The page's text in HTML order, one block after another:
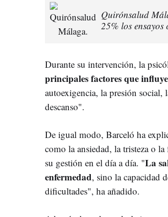
Quirónsalud
25% los ensayos
Durante su intervención, la
principales factores que
autoexigencia, la presión social,
descanso".
De igual modo, Barceló ha
como la ansiedad, la tristeza o
su gestión en el día a día. "La
enfermedad, sino la capacidad
dificultades", ha añadido.